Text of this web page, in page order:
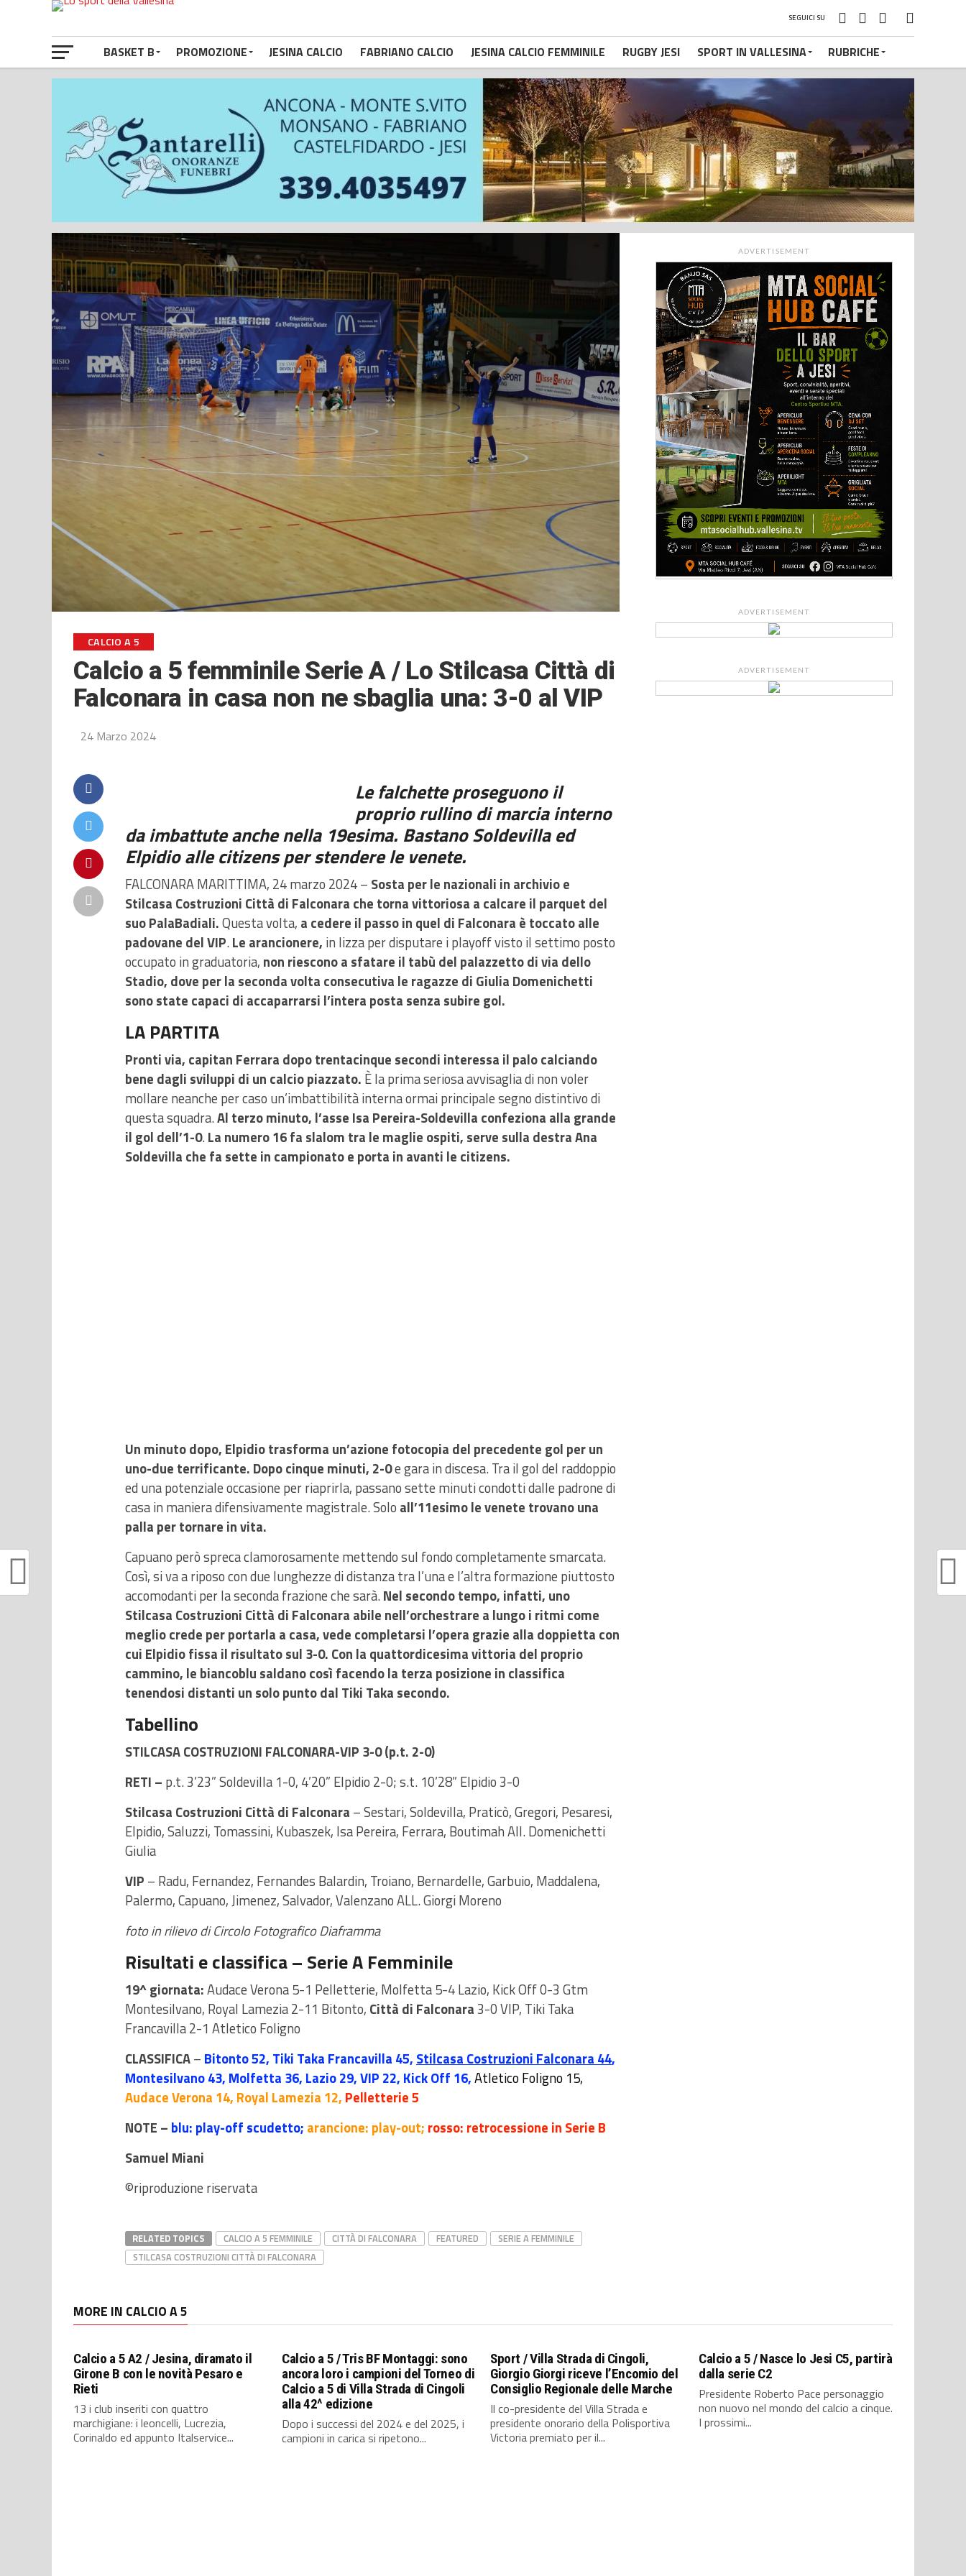
SEGUICI SU
BASKET B PROMOZIONE JESINA CALCIO FABRIANO CALCIO JESINA CALCIO FEMMINILE RUGBY JESI SPORT IN VALLESINA RUBRICHE
CALCIO A 5
Calcio a 5 femminile Serie A / Lo Stilcasa Città di
Falconara in casa non ne sbaglia una: 3-0 al VIP
24 Marzo 2024
Le falchette proseguono il
proprio rullino di marcia interno
da imbattute anche nella 19esima. Bastano Soldevilla ed
Elpidio alle citizens per stendere le venete.
FALCONARA MARITTIMA, 24 marzo 2024 – Sosta per le nazionali in archivio e
Stilcasa Costruzioni Città di Falconara che torna vittoriosa a calcare il parquet del
suo PalaBadiali.Questa volta, a cedere il passo in quel di Falconara è toccato alle
padovane del VIP.Le arancionere, in lizza per disputare i playoff visto il settimo posto
occupato in graduatoria, non riescono a sfatare il tabù del palazzetto di via dello
Stadio, dove per la seconda volta consecutiva le ragazze di Giulia Domenichetti
sono state capaci di accaparrarsi l’intera posta senza subire gol.
LA PARTITA
Pronti via, capitan Ferrara dopo trentacinque secondi interessa il palo calciando
bene dagli sviluppi di un calcio piazzato. È la prima seriosa avvisaglia di non voler
mollare neanche per caso un’imbattibilità interna ormai principale segno distintivo di
questa squadra.Al terzo minuto, l’asse Isa Pereira-Soldevilla confeziona alla grande
il gol dell’1-0.La numero 16 fa slalom tra le maglie ospiti, serve sulla destra Ana
Soldevilla che fa sette in campionato e porta in avanti le citizens.
Un minuto dopo, Elpidio trasforma un’azione fotocopia del precedente gol per un
uno-due terrificante. Dopo cinque minuti, 2-0e gara in discesa. Tra il gol del raddoppio
ed una potenziale occasione per riaprirla, passano sette minuti condotti dalle padrone di
casa in maniera difensivamente magistrale. Solo all’11esimo le venete trovano una
palla per tornare in vita.
Capuano però spreca clamorosamente mettendo sul fondo completamente smarcata.
Così, si va a riposo con due lunghezze di distanza tra l’una e l’altra formazione piuttosto
accomodanti per la seconda frazione che sarà.Nel secondo tempo, infatti, uno
Stilcasa Costruzioni Città di Falconara abile nell’orchestrare a lungo i ritmi come
meglio crede per portarla a casa, vede completarsi l’opera grazie alla doppietta con
cui Elpidio fissa il risultato sul 3-0. Con la quattordicesima vittoria del proprio
cammino, le biancoblu saldano così facendo la terza posizione in classifica
tenendosi distanti un solo punto dal Tiki Taka secondo.
Tabellino
STILCASA COSTRUZIONI FALCONARA-VIP 3-0 (p.t. 2-0)
RETI – p.t. 3’23” Soldevilla 1-0, 4’20” Elpidio 2-0; s.t. 10’28” Elpidio 3-0
Stilcasa Costruzioni Città di Falconara – Sestari, Soldevilla, Praticò, Gregori, Pesaresi,
Elpidio, Saluzzi, Tomassini, Kubaszek, Isa Pereira, Ferrara, Boutimah All. Domenichetti
Giulia
VIP – Radu, Fernandez, Fernandes Balardin, Troiano, Bernardelle, Garbuio, Maddalena,
Palermo, Capuano, Jimenez, Salvador, Valenzano ALL. Giorgi Moreno
foto in rilievo di Circolo Fotografico Diaframma
Risultati e classifica – Serie A Femminile
19^ giornata:Audace Verona 5-1 Pelletterie, Molfetta 5-4 Lazio, Kick Off 0-3 Gtm
Montesilvano, Royal Lamezia 2-11 Bitonto, Città di Falconara3-0 VIP, Tiki Taka
Francavilla 2-1 Atletico Foligno
CLASSIFICA– Bitonto 52, Tiki Taka Francavilla 45, Stilcasa Costruzioni Falconara 44,
Montesilvano 43, Molfetta 36, Lazio 29, VIP 22, Kick Off 16,Atletico Foligno 15,
Audace Verona 14, Royal Lamezia 12, Pelletterie 5
NOTE – blu: play-off scudetto; arancione: play-out; rosso: retrocessione in Serie B
Samuel Miani
©riproduzione riservata
RELATED TOPICS CALCIO A 5 FEMMINILE CITTÀ DI FALCONARA FEATURED
SERIE A FEMMINILE
STILCASA COSTRUZIONI CITTÀ DI FALCONARA
ADVERTISEMENT
ADVERTISEMENT
ADVERTISEMENT
MORE IN CALCIO A 5
Calcio a 5 A2 / Jesina, diramato il
Girone B con le novità Pesaro e
Rieti
13 i club inseriti con quattro
marchigiane: i leoncelli, Lucrezia,
Corinaldo ed appunto Italservice...
Calcio a 5 / Tris BF Montaggi: sono
ancora loro i campioni del Torneo di
Calcio a 5 di Villa Strada di Cingoli
alla 42^ edizione
Dopo i successi del 2024 e del 2025, i
campioni in carica si ripetono...
Sport / Villa Strada di Cingoli,
Giorgio Giorgi riceve l’Encomio del
Consiglio Regionale delle Marche
Il co-presidente del Villa Strada e
presidente onorario della Polisportiva
Victoria premiato per il...
Calcio a 5 / Nasce lo Jesi C5, partirà
dalla serie C2
Presidente Roberto Pace personaggio
non nuovo nel mondo del calcio a cinque.
I prossimi...